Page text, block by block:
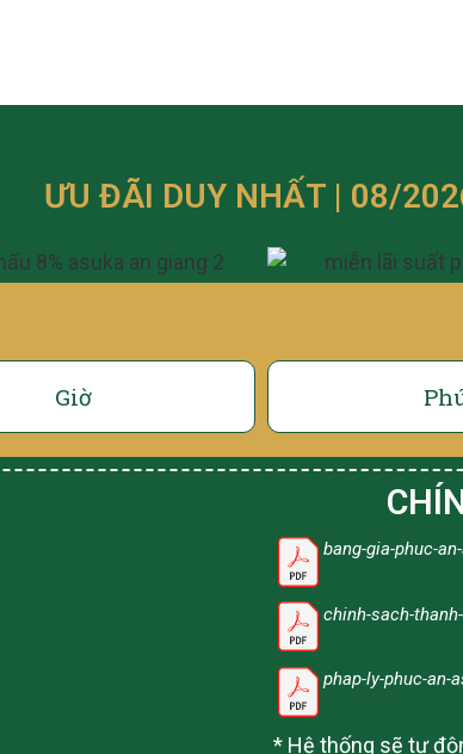
ƯU ĐÃI DUY NHẤT | 08/
Giờ
bang-gia-phuc-
chinh-sach-
phap-ly-phuc-an-
* Hệ thống sẽ tự